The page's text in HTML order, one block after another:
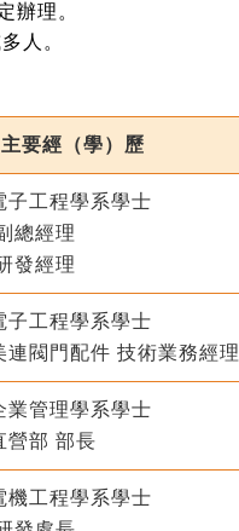
辦理。
人。
主要經（學）歷
子工程學系學士
總經理
發經理
子工程學系學士
連閥門配件 技術業務經理
業管理學系學士
營部 部長
機工程學系學士